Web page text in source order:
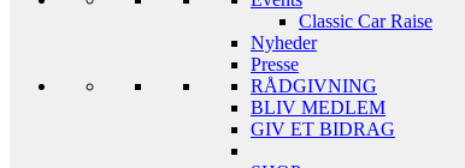
Classic Car Raise
Nyheder
Presse
RÅDGIVNING
BLIV MEDLEM
GIV ET BIDRAG